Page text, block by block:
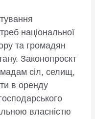
національної
та громадян
Законопроєкт
сіл, селищ,
в оренду
власністю